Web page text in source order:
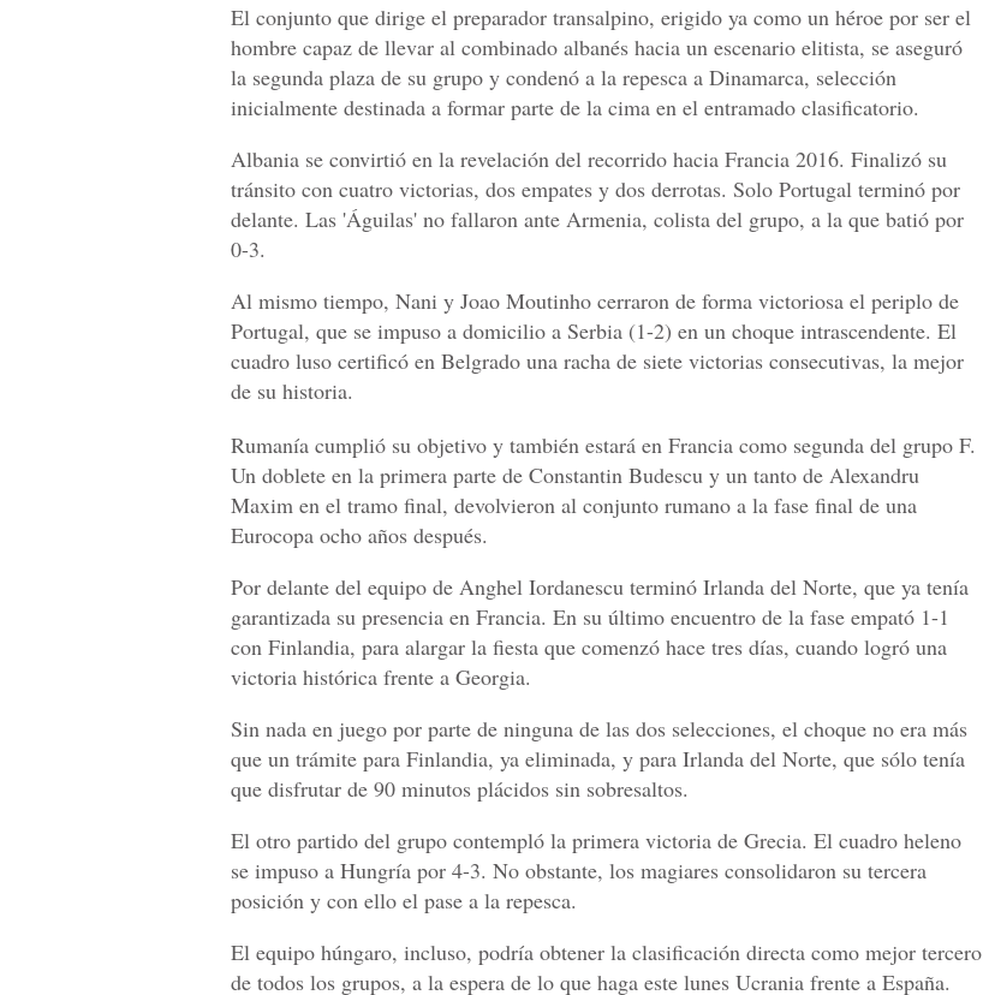
El conjunto que dirige el preparador transalpino, erigido ya como un héroe por ser el
hombre capaz de llevar al combinado albanés hacia un escenario elitista, se aseguró
la segunda plaza de su grupo y condenó a la repesca a Dinamarca, selección
inicialmente destinada a formar parte de la cima en el entramado clasificatorio.
Albania se convirtió en la revelación del recorrido hacia Francia 2016. Finalizó su
tránsito con cuatro victorias, dos empates y dos derrotas. Solo Portugal terminó por
delante. Las 'Águilas' no fallaron ante Armenia, colista del grupo, a la que batió por
0-3.
Al mismo tiempo, Nani y Joao Moutinho cerraron de forma victoriosa el periplo de
Portugal, que se impuso a domicilio a Serbia (1-2) en un choque intrascendente. El
cuadro luso certificó en Belgrado una racha de siete victorias consecutivas, la mejor
de su historia.
Rumanía cumplió su objetivo y también estará en Francia como segunda del grupo F.
Un doblete en la primera parte de Constantin Budescu y un tanto de Alexandru
Maxim en el tramo final, devolvieron al conjunto rumano a la fase final de una
Eurocopa ocho años después.
Por delante del equipo de Anghel Iordanescu terminó Irlanda del Norte, que ya tenía
garantizada su presencia en Francia. En su último encuentro de la fase empató 1-1
con Finlandia, para alargar la fiesta que comenzó hace tres días, cuando logró una
victoria histórica frente a Georgia.
Sin nada en juego por parte de ninguna de las dos selecciones, el choque no era más
que un trámite para Finlandia, ya eliminada, y para Irlanda del Norte, que sólo tenía
que disfrutar de 90 minutos plácidos sin sobresaltos.
El otro partido del grupo contempló la primera victoria de Grecia. El cuadro heleno
se impuso a Hungría por 4-3. No obstante, los magiares consolidaron su tercera
posición y con ello el pase a la repesca.
El equipo húngaro, incluso, podría obtener la clasificación directa como mejor tercero
de todos los grupos, a la espera de lo que haga este lunes Ucrania frente a España.